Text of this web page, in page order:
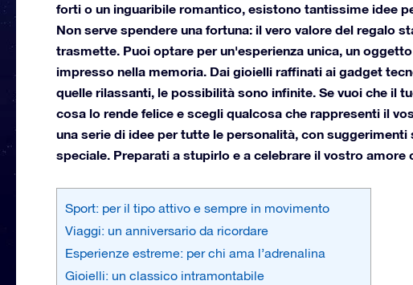
forti o un inguaribile romantico, esistono tantissime idee
Non serve spendere una fortuna: il vero valore del regalo
trasmette. Puoi optare per un'esperienza unica, un
impresso nella memoria. Dai gioielli raffinati ai gadget
quelle rilassanti, le possibilità sono infinite. Se vuoi che il
cosa lo rende felice e scegli qualcosa che rappresenti il
una serie di idee per tutte le personalità, con
speciale. Preparati a stupirlo e a celebrare il vostro amore
Sport: per il tipo attivo e sempre in movimento
Viaggi: un anniversario da ricordare
Esperienze estreme: per chi ama l’adrenalina
Gioielli: un classico intramontabile